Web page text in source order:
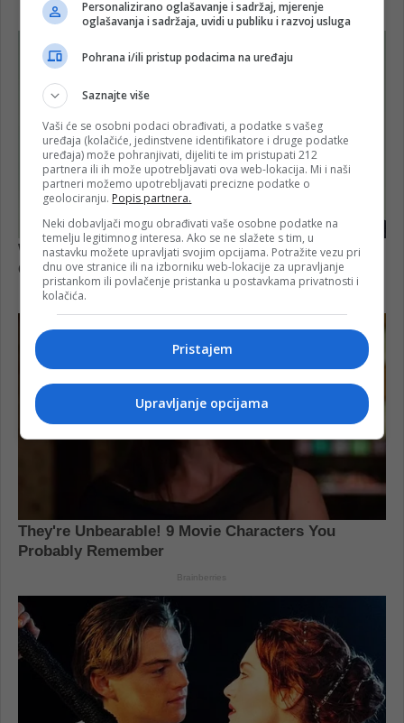
Personalizirano oglašavanje i sadržaj, mjerenje
oglašavanja i sadržaja, uvidi u publiku i razvoj usluga
Pohrana i/ili pristup podacima na uređaju
Saznajte više
Vaši će se osobni podaci obrađivati, a podatke s vašeg
uređaja (kolačiće, jedinstvene identifikatore i druge podatke
uređaja) može pohranjivati, dijeliti te im pristupati 212
partnera ili ih može upotrebljavati ova web-lokacija. Mi i naši
partneri možemo upotrebljavati precizne podatke o
geolociranju. Popis partnera.
Neki dobavljači mogu obrađivati vaše osobne podatke na
temelju legitimnog interesa. Ako se ne slažete s tim, u
nastavku možete upravljati svojim opcijama. Potražite vezu pri
dnu ove stranice ili na izborniku web-lokacije za upravljanje
pristankom ili povlačenje pristanka u postavkama privatnosti i
kolačića.
Pristajem
Upravljanje opcijama